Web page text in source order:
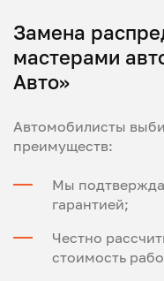
Замена
мастерами
Авто»
Автомобилисты
преимуществ:
Мы
гарантией;
Честно
стоимость